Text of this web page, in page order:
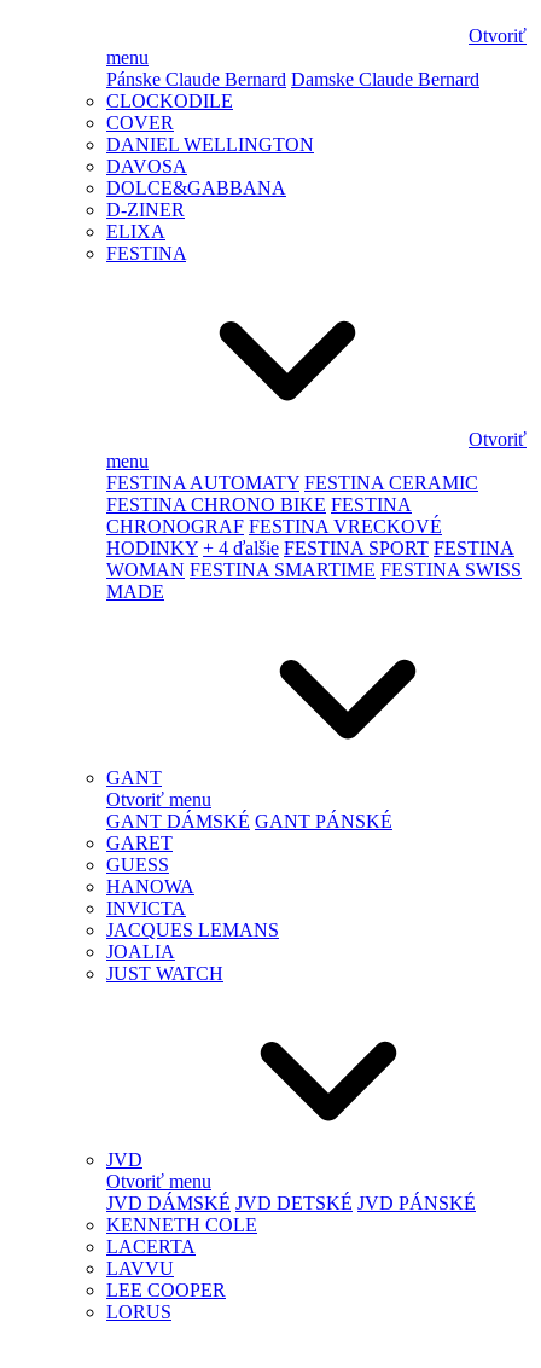
Otvoriť
menu
Pánske Claude Bernard Damske Claude Bernard
CLOCKODILE
COVER
DANIEL WELLINGTON
DAVOSA
DOLCE&GABBANA
D-ZINER
ELIXA
FESTINA
Otvoriť
menu
FESTINA AUTOMATY FESTINA CERAMIC
FESTINA CHRONO BIKE FESTINA
CHRONOGRAF FESTINA VRECKOVÉ
HODINKY + 4 ďalšie FESTINA SPORT FESTINA
WOMAN FESTINA SMARTIME FESTINA SWISS
MADE
GANT
Otvoriť menu
GANT DÁMSKÉ GANT PÁNSKÉ
GARET
GUESS
HANOWA
INVICTA
JACQUES LEMANS
JOALIA
JUST WATCH
JVD
Otvoriť menu
JVD DÁMSKÉ JVD DETSKÉ JVD PÁNSKÉ
KENNETH COLE
LACERTA
LAVVU
LEE COOPER
LORUS